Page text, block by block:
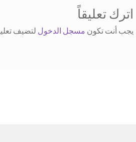
اترك تعليقاً
يجب أنت تكون مسجل الدخول لتضيف